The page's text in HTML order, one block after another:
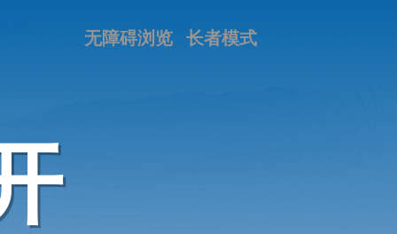
长者模式
无障碍浏览